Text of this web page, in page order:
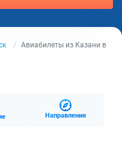
Авиабилеты из Казани в
Направления